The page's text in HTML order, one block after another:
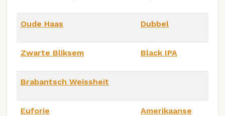
Oude Haas Dubbel
Zwarte Bliksem Black IPA
Brabantsch Weissheit
Euforie
Amerikaanse